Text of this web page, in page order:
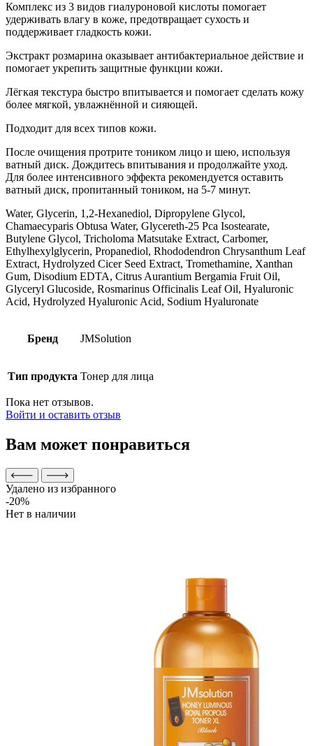
Комплекс из 3 видов гиалуроновой кислоты помогает
удерживать влагу в коже, предотвращает сухость и
поддерживает гладкость кожи.
Экстракт розмарина оказывает антибактериальное действие и
помогает укрепить защитные функции кожи.
Лёгкая текстура быстро впитывается и помогает сделать кожу
более мягкой, увлажнённой и сияющей.
Подходит для всех типов кожи.
После очищения протрите тоником лицо и шею, используя
ватный диск. Дождитесь впитывания и продолжайте уход.
Для более интенсивного эффекта рекомендуется оставить
ватный диск, пропитанный тоником, на 5-7 минут.
Water, Glycerin, 1,2-Hexanediol, Dipropylene Glycol,
Chamaecyparis Obtusa Water, Glycereth-25 Pca Isostearate,
Butylene Glycol, Tricholoma Matsutake Extract, Carbomer,
Ethylhexylglycerin, Propanediol, Rhododendron Chrysanthum Leaf
Extract, Hydrolyzed Cicer Seed Extract, Tromethamine, Xanthan
Gum, Disodium EDTA, Citrus Aurantium Bergamia Fruit Oil,
Glyceryl Glucoside, Rosmarinus Officinalis Leaf Oil, Hyaluronic
Acid, Hydrolyzed Hyaluronic Acid, Sodium Hyaluronate
Бренд JMSolution
Тип продукта Тонер для лица
Пока нет отзывов.
Войти и оставить отзыв
Вам может понравиться
Удалено из избранного
-20%
Нет в наличии